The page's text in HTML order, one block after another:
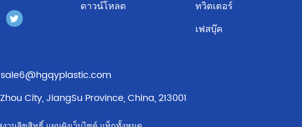
ดาวน์โหลด
ทวิตเตอร์
เฟสบุ๊ค
sale6@hgqyplastic.com
City, JiangSu Province, China, 213001